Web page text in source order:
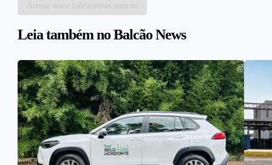
Acesse www.balcaonews.com.br
Leia também no Balcão News